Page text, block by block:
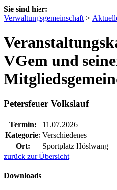
Sie sind hier:
Verwaltungsgemeinschaft >
VGem und
Petersfeuer Volkslauf
Termin:
11.07.2026
Kategorie: Verschiedenes
Ort:
Sportplatz Höslwang
zurück zur Übersicht
Downloads